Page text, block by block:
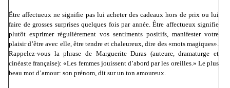
Être affectueux ne signifie pas lui acheter des cadeaux hors de prix ou lui
faire de grosses surprises quelques fois par année. Être affectueux signifie
plutôt exprimer régulièrement vos sentiments positifs, manifester votre
plaisir d’être avec elle, être tendre et chaleureux, dire des «mots magiques».
Rappelez-vous la phrase de Marguerite Duras (auteure, dramaturge et
cinéaste française): «Les femmes jouissent d’abord par les oreilles.» Le plus
beau mot d’amour: son prénom, dit sur un ton amoureux.